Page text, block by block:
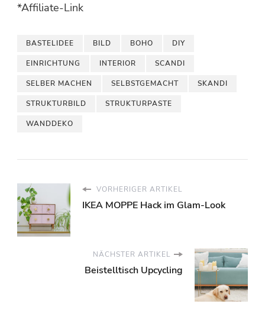
*Affiliate-Link
BASTELIDEE BILD BOHO DIY
EINRICHTUNG INTERIOR SCANDI
SELBER MACHEN SELBSTGEMACHT SKANDI
STRUKTURBILD STRUKTURPASTE
WANDDEKO
VORHERIGER ARTIKEL
IKEA MOPPE Hack im Glam-Look
NÄCHSTER ARTIKEL
Beistelltisch Upcycling